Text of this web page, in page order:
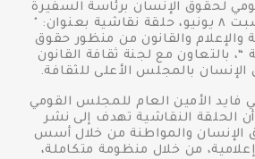
لحقوق الإنسان برئاسة السفيرة
مشيرة خطاب، السبت ٨ يونيو، حلقة نقاشية بعنوان: "
والإعلام والقانون من منظور حقوق
“، بالتعاون مع لجنة ثقافة القانون
بالمجلس الأعلى للثقافة.
الأمين العام للمجلس القومي
الحلقة النقاشية تهدف إلى نشر
الإنسان والمواطنة من خلال أسس
من خلال منظومة متكاملة،